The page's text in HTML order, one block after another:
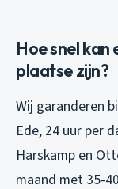
Hoe snel
plaatse zijn?
Wij garanderen
Ede, 24 uur per
Harskamp en
maand met 35-